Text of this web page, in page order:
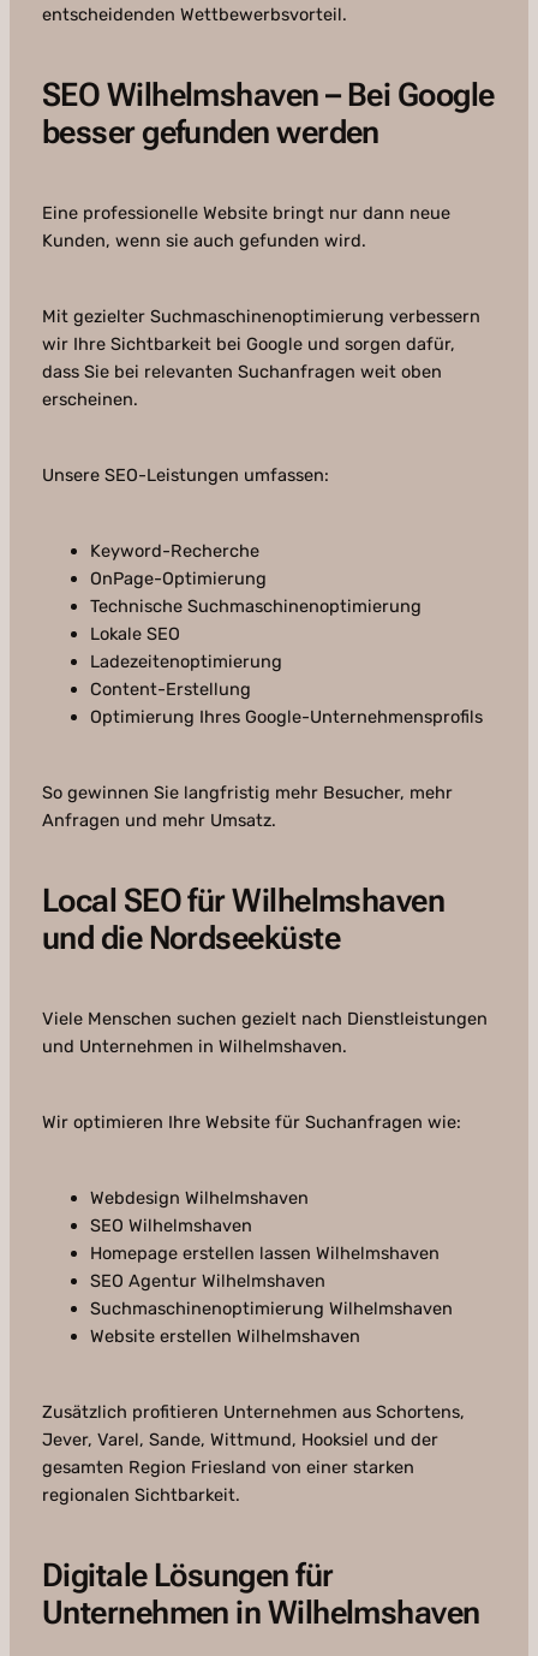
entscheidenden Wettbewerbsvorteil.
SEO Wilhelmshaven – Bei Google
besser gefunden werden
Eine professionelle Website bringt nur dann neue
Kunden, wenn sie auch gefunden wird.
Mit gezielter Suchmaschinenoptimierung verbessern
wir Ihre Sichtbarkeit bei Google und sorgen dafür,
dass Sie bei relevanten Suchanfragen weit oben
erscheinen.
Unsere SEO-Leistungen umfassen:
Keyword-Recherche
OnPage-Optimierung
Technische Suchmaschinenoptimierung
Lokale SEO
Ladezeitenoptimierung
Content-Erstellung
Optimierung Ihres Google-Unternehmensprofils
So gewinnen Sie langfristig mehr Besucher, mehr
Anfragen und mehr Umsatz.
Local SEO für Wilhelmshaven
und die Nordseeküste
Viele Menschen suchen gezielt nach Dienstleistungen
und Unternehmen in Wilhelmshaven.
Wir optimieren Ihre Website für Suchanfragen wie:
Webdesign Wilhelmshaven
SEO Wilhelmshaven
Homepage erstellen lassen Wilhelmshaven
SEO Agentur Wilhelmshaven
Suchmaschinenoptimierung Wilhelmshaven
Website erstellen Wilhelmshaven
Zusätzlich profitieren Unternehmen aus Schortens,
Jever, Varel, Sande, Wittmund, Hooksiel und der
gesamten Region Friesland von einer starken
regionalen Sichtbarkeit.
Digitale Lösungen für
Unternehmen in Wilhelmshaven